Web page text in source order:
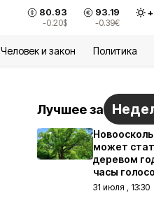
80.93
-0.20$
93.19
-0.39€
+
Человек и закон Политика
Лучшее за
может
деревом
часы
31 июля , 13:30